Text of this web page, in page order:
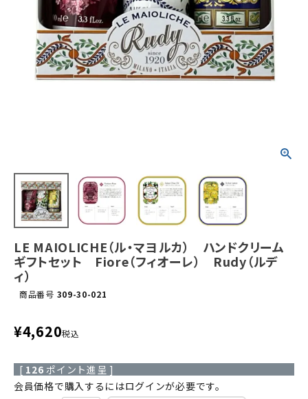
LE MAIOLICHE（ル・マヨルカ） ハンドクリーム
ギフトセット Fiore（フィオーレ） Rudy（ルデ
ィ）
商品番号 309-30-021
¥4,620税込
[ 126 ポイント進呈 ]
会員価格で購入するにはログインが必要です。